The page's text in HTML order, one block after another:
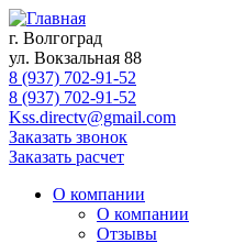
г. Волгоград
ул. Вокзальная 88
8 (937) 702-91-52
8 (937) 702-91-52
Kss.directv@gmail.com
Заказать звонок
Заказать расчет
О компании
О компании
Отзывы